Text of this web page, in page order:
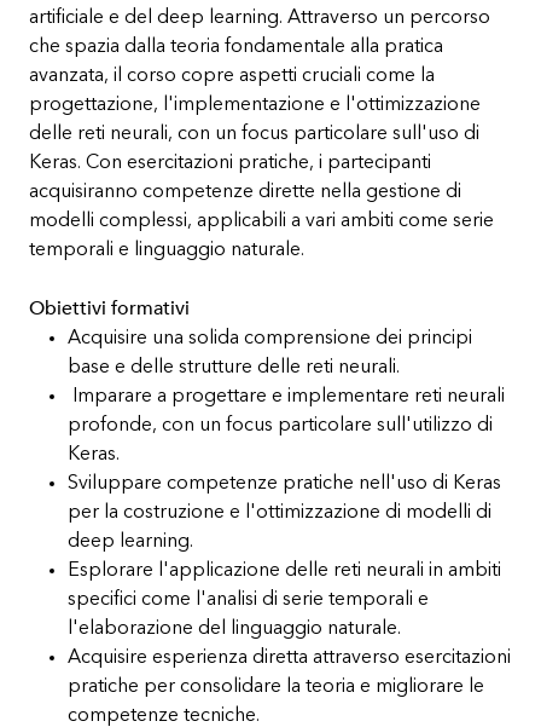
artificiale e del deep learning. Attraverso un percorso
che spazia dalla teoria fondamentale alla pratica
avanzata, il corso copre aspetti cruciali come la
progettazione, l'implementazione e l'ottimizzazione
delle reti neurali, con un focus particolare sull'uso di
Keras. Con esercitazioni pratiche, i partecipanti
acquisiranno competenze dirette nella gestione di
modelli complessi, applicabili a vari ambiti come serie
temporali e linguaggio naturale.
Obiettivi formativi
Acquisire una solida comprensione dei principi
base e delle strutture delle reti neurali.
Imparare a progettare e implementare reti neurali
profonde, con un focus particolare sull'utilizzo di
Keras.
Sviluppare competenze pratiche nell'uso di Keras
per la costruzione e l'ottimizzazione di modelli di
deep learning.
Esplorare l'applicazione delle reti neurali in ambiti
specifici come l'analisi di serie temporali e
l'elaborazione del linguaggio naturale.
Acquisire esperienza diretta attraverso esercitazioni
pratiche per consolidare la teoria e migliorare le
competenze tecniche.